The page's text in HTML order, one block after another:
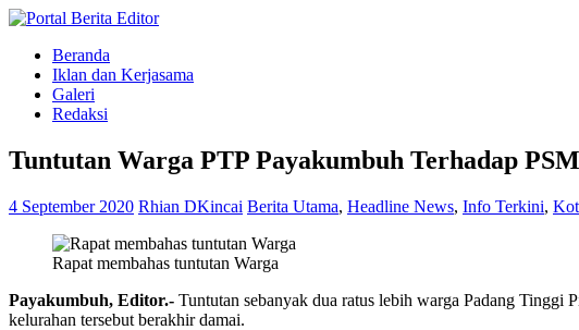
Beranda
Iklan dan Kerjasama
Galeri
Redaksi
Tuntutan Warga PTP Payakumbuh Terhadap
4 September 2020 Rhian DKincai Berita Utama, Headline News, Info Terkini,
Rapat membahas tuntutan Warga
Payakumbuh, Editor.- Tuntutan sebanyak dua ratus lebih warga Padang
kelurahan tersebut berakhir damai.